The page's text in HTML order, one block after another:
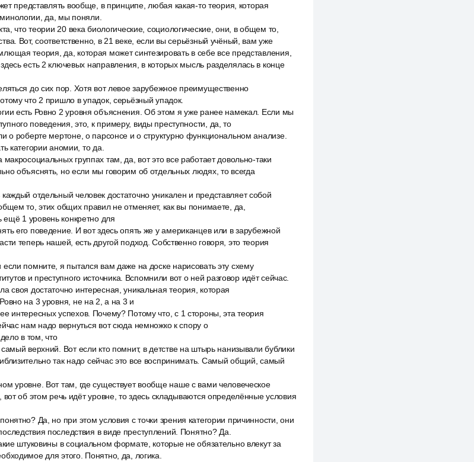
представлять вообще, в принципе, любая какая-то теория, которая
да, мы поняли.
что теории 20 века биологические, социологические, они, в общем то,
Вот, соответственно, в 21 веке, если вы серьёзный учёный, вам уже
теория, да, которая может синтезировать в себе все представления,
есть 2 ключевых направления, в которых мысль разделялась в конце
до сих пор. Хотя вот левое зарубежное преимущественно
что 2 пришло в упадок, серьёзный упадок.
есть Ровно 2 уровня объяснения. Об этом я уже ранее намекал. Если мы
поведения, это, к примеру, виды преступности, да, то
о роберте мертоне, о парсонсе и о структурно функциональном анализе.
категории аномии, то да.
группах там, да, вот это все работает довольно-таки
объяснять, но если мы говорим об отдельных людях, то всегда
отдельный человек достаточно уникален и представляет собой
то, этих общих правил не отменяет, как вы понимаете, да,
1 уровень конкретно для
его поведение. И вот здесь опять же у американцев или в зарубежной
теперь нашей, есть другой подход. Собственно говоря, это теория
помните, я пытался вам даже на доске нарисовать эту схему
и преступного источника. Вспомнили вот о ней разговор идёт сейчас.
своя достаточно интересная, уникальная теория, которая
на 3 уровня, не на 2, а на 3 и
интересных успехов. Почему? Потому что, с 1 стороны, эта теория
нам надо вернуться вот сюда немножко к спору о
в том, что
верхний. Вот если кто помнит, в детстве на штырь нанизывали бублики
так надо сейчас это все воспринимать. Самый общий, самый
уровне. Вот там, где существует вообще наше с вами человеческое
об этом речь идёт уровне, то здесь складываются определённые условия
Да, но при этом условия с точки зрения категории причинности, они
последствия в виде преступлений. Понятно? Да.
штуковины в социальном формате, которые не обязательно влекут за
для этого. Понятно, да, логика.